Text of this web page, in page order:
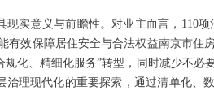
实意义与前瞻性。对业主而言，110项
有效保障居住安全与合法权益南京市住
化、精细化服务”转型，同时减少不必
理现代化的重要探索，通过清单化、